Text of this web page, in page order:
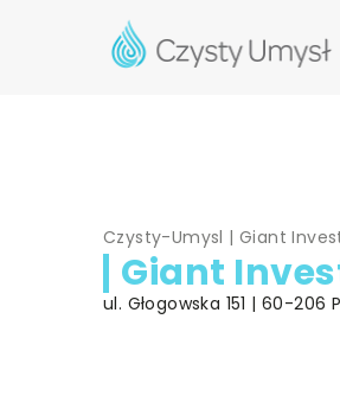
Czysty-Umysl |Giant
Giant
ul. Głogowska 151 | 60-206